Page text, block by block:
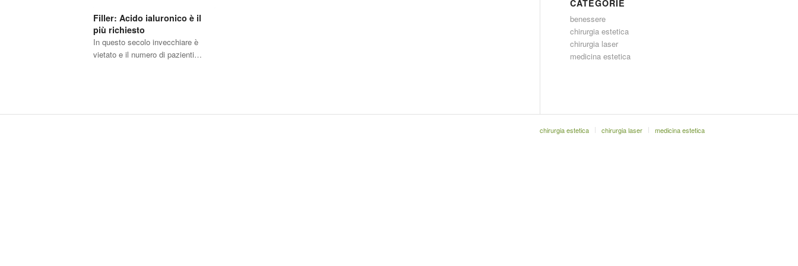
Filler: Acido ialuronico è il
più richiesto
In questo secolo invecchiare è
vietato e il numero di pazienti…
CATEGORIE
benessere
chirurgia estetica
chirurgia laser
medicina estetica
chirurgia estetica chirurgia laser medicina estetica